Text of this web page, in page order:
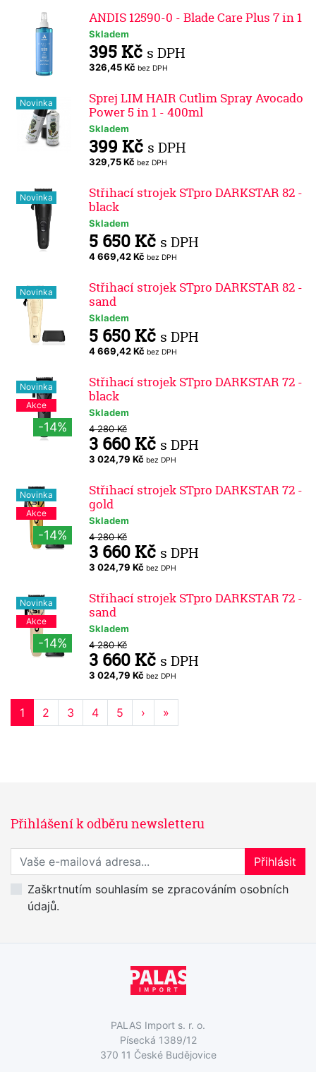
ANDIS 12590-0 - Blade Care Plus 7 in 1
Skladem
395 Kč s DPH
326,45 Kč bez DPH
Novinka
Sprej LIM HAIR Cutlim Spray Avocado
Power 5 in 1 - 400ml
Skladem
399 Kč s DPH
329,75 Kč bez DPH
Novinka
Střihací strojek STpro DARKSTAR 82 -
black
Skladem
5 650 Kč s DPH
4 669,42 Kč bez DPH
Novinka
Střihací strojek STpro DARKSTAR 82 -
sand
Skladem
5 650 Kč s DPH
4 669,42 Kč bez DPH
Novinka
Akce
-14%
Střihací strojek STpro DARKSTAR 72 -
black
Skladem
4 280 Kč
3 660 Kč s DPH
3 024,79 Kč bez DPH
Novinka
Akce
-14%
Střihací strojek STpro DARKSTAR 72 -
gold
Skladem
4 280 Kč
3 660 Kč s DPH
3 024,79 Kč bez DPH
Novinka
Akce
-14%
Střihací strojek STpro DARKSTAR 72 -
sand
Skladem
4 280 Kč
3 660 Kč s DPH
3 024,79 Kč bez DPH
1 2 3 4 5 › »
Přihlášení k odběru newsletteru
Přihlaste se k odběru novinek
Přihlásit
Zaškrtnutím souhlasím se zpracováním osobních
údajů.
PALAS Import s. r. o.
Písecká 1389/12
370 11 České Budějovice